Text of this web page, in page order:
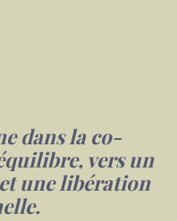
dans la co-
vers un
une libération